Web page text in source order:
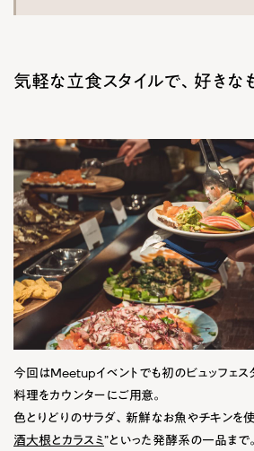
気軽な立食スタイルで、好きな
今回はMeetupイベントでも初のビュッフェス
料理をカウンターにご用意。
色とりどりのサラダ、新鮮なお魚やチキンを
酒大根とカラスミ”といった発酵系の一品まで。